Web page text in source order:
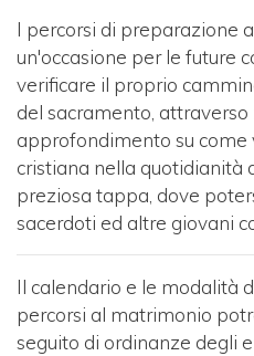
I percorsi di preparazione
un'occasione per le future
verificare il proprio
del sacramento,
approfondimento su come
cristiana nella quotidianità
preziosa tappa, dove
sacerdoti ed altre giovani
Il calendario e le modalità
percorsi al matrimonio
seguito di ordinanze degli